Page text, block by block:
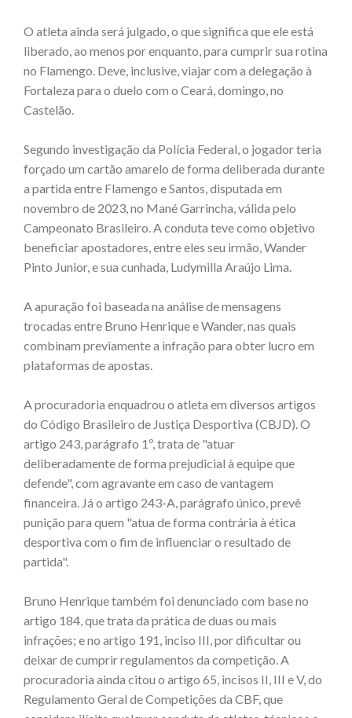
O atleta ainda será julgado, o que significa que ele está
liberado, ao menos por enquanto, para cumprir sua rotina
no Flamengo. Deve, inclusive, viajar com a delegação à
Fortaleza para o duelo com o Ceará, domingo, no
Castelão.
Segundo investigação da Polícia Federal, o jogador teria
forçado um cartão amarelo de forma deliberada durante
a partida entre Flamengo e Santos, disputada em
novembro de 2023, no Mané Garrincha, válida pelo
Campeonato Brasileiro. A conduta teve como objetivo
beneficiar apostadores, entre eles seu irmão, Wander
Pinto Junior, e sua cunhada, Ludymilla Araújo Lima.
A apuração foi baseada na análise de mensagens
trocadas entre Bruno Henrique e Wander, nas quais
combinam previamente a infração para obter lucro em
plataformas de apostas.
A procuradoria enquadrou o atleta em diversos artigos
do Código Brasileiro de Justiça Desportiva (CBJD). O
artigo 243, parágrafo 1º, trata de "atuar
deliberadamente de forma prejudicial à equipe que
defende", com agravante em caso de vantagem
financeira. Já o artigo 243-A, parágrafo único, prevê
punição para quem "atua de forma contrária à ética
desportiva com o fim de influenciar o resultado de
partida".
Bruno Henrique também foi denunciado com base no
artigo 184, que trata da prática de duas ou mais
infrações; e no artigo 191, inciso III, por dificultar ou
deixar de cumprir regulamentos da competição. A
procuradoria ainda citou o artigo 65, incisos II, III e V, do
Regulamento Geral de Competições da CBF, que